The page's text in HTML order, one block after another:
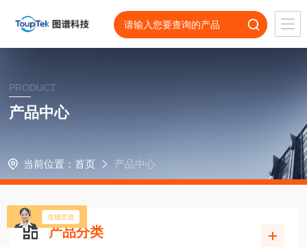
PRODUCT
产品中心
当前位置： 首页 产品中心
产品分类